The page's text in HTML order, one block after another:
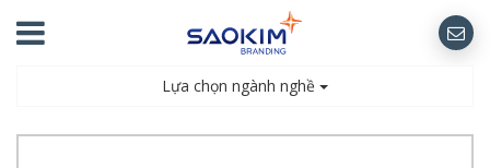
Lựa chọn ngành nghề